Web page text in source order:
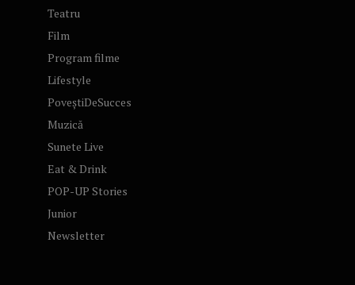
Teatru
Film
Program filme
Lifestyle
PoveștiDeSucces
Muzică
Sunete Live
Eat & Drink
POP-UP Stories
Junior
Newsletter